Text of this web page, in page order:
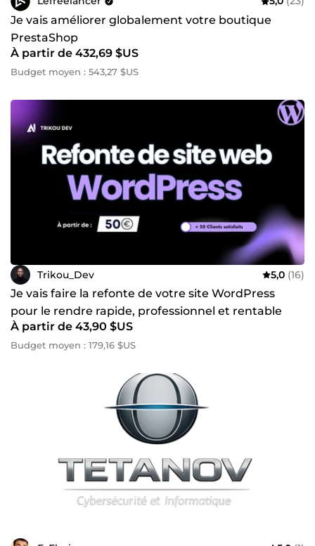
Je vais améliorer globalement votre boutique
PrestaShop
À partir de 432,69 $US
Budget moyen : 543,27 $US
Trikou_Dev 5,0 (16)
Je vais faire la refonte de votre site WordPress
pour le rendre rapide, professionnel et rentable
À partir de 43,90 $US
Budget moyen : 179,16 $US